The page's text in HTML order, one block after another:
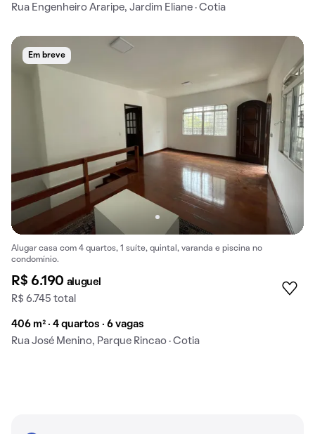
Rua Engenheiro Araripe, Jardim Eliane · Cotia
Em breve
Alugar casa com 4 quartos, 1 suíte, quintal, varanda e piscina no
condomínio.
R$ 6.190 aluguel
R$ 6.745 total
406 m² · 4 quartos · 6 vagas
Rua José Menino, Parque Rincao · Cotia